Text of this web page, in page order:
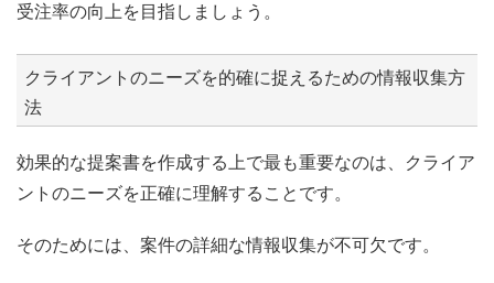
受注率の向上を目指しましょう。
クライアントのニーズを的確に捉えるための情報収集方
法
効果的な提案書を作成する上で最も重要なのは、クライア
ントのニーズを正確に理解することです。
そのためには、案件の詳細な情報収集が不可欠です。